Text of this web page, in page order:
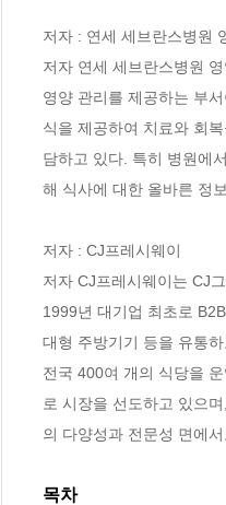
저자 : 연세 세브란스병원
저자 연세 세브란스병원
영양 관리를 제공하는 부
식을 제공하여 치료와 회
담하고 있다. 특히 병원에
해 식사에 대한 올바른 정
저자 : CJ프레시웨이
저자 CJ프레시웨이는 CJ
1999년 대기업 최초로
대형 주방기기 등을 유통
전국 400여 개의 식당을
로 시장을 선도하고 있으
의 다양성과 전문성 면에
목차